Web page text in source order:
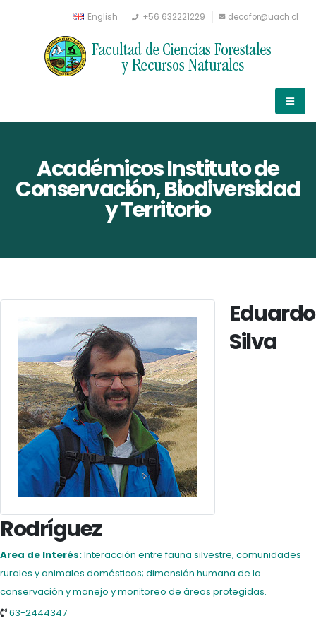
English +56 632221229 decafor@uach.cl
Académicos Instituto de
Conservación, Biodiversidad
y Territorio
Eduardo
Silva
Rodríguez
Area de Interés:Interacción entre fauna silvestre, comunidades
rurales y animales domésticos; dimensión humana de la
conservación y manejo y monitoreo de áreas protegidas.
63-2444347